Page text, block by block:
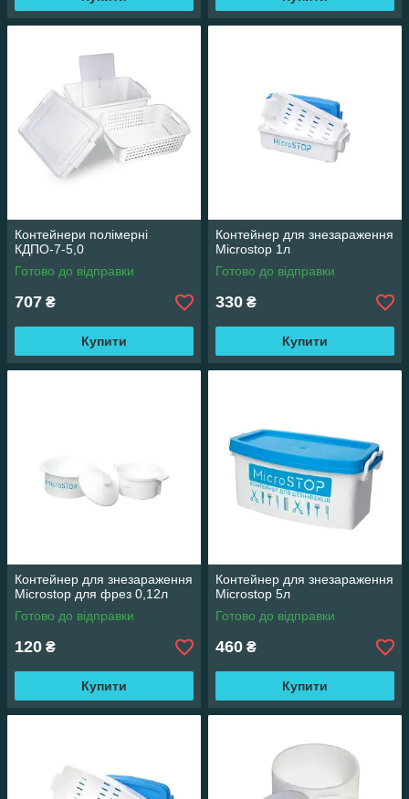
Контейнери полімерні
КДПО-7-5,0
Готово до відправки
707 ₴
Купити
Контейнер для знезараження
Microstop 1л
Готово до відправки
330 ₴
Купити
Контейнер для знезараження
Microstop для фрез 0,12л
Готово до відправки
120 ₴
Купити
Контейнер для знезараження
Microstop 5л
Готово до відправки
460 ₴
Купити